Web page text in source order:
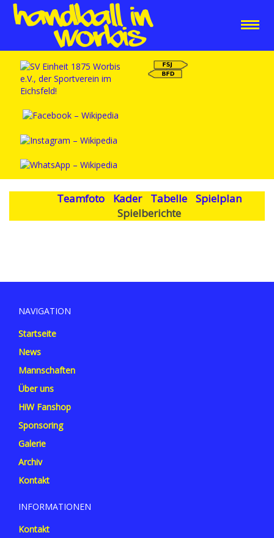
Teamfoto Kader Tabelle
Spielplan
Spielberichte
NAVIGATION
Startseite
News
Mannschaften
Über uns
HiW Fanshop
Sponsoring
Galerie
Archiv
Kontakt
INFORMATIONEN
Kontakt